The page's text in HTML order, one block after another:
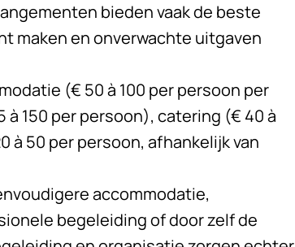
bieden vaak de beste
maken en onverwachte uitgaven
(€ 50 à 100 per persoon per
150 per persoon), catering (€ 40 à
à 50 per persoon, afhankelijk van
accommodatie,
begeleiding of door zelf de